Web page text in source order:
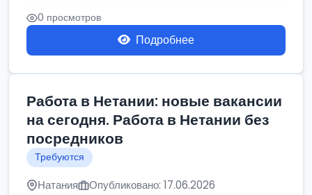
0 просмотров
Подробнее
Работа в Нетании: новые вакансии
на сегодня. Работа в Нетании без
посредников
Требуются
Натания Опубликовано: 17.06.2026